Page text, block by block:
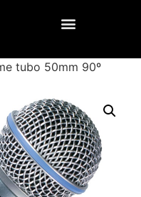
tubo 50mm 90º